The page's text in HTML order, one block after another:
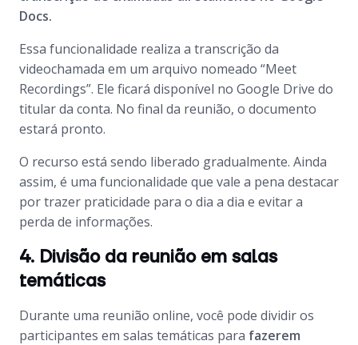
Docs.
Essa funcionalidade realiza a transcrição da
videochamada em um arquivo nomeado “Meet
Recordings”. Ele ficará disponível no Google Drive do
titular da conta. No final da reunião, o documento
estará pronto.
O recurso está sendo liberado gradualmente. Ainda
assim, é uma funcionalidade que vale a pena destacar
por trazer praticidade para o dia a dia e evitar a
perda de informações.
4. Divisão da reunião em salas
temáticas
Durante uma reunião online, você pode dividir os
participantes em salas temáticas para fazerem